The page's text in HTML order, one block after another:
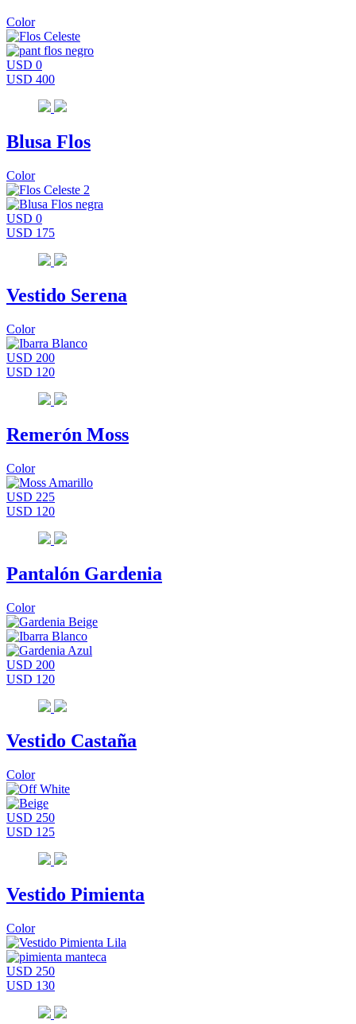
Color
USD 0
USD 400
Blusa Flos
Color
USD 0
USD 175
Vestido Serena
Color
USD 200
USD 120
Remerón Moss
Color
USD 225
USD 120
Pantalón Gardenia
Color
USD 200
USD 120
Vestido Castaña
Color
USD 250
USD 125
Vestido Pimienta
Color
USD 250
USD 130